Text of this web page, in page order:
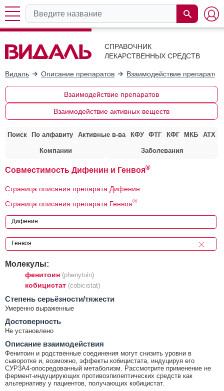
СПРАВОЧНИК
ЛЕКАРСТВЕННЫХ СРЕДСТВ
Видаль Описание препаратов Взаимодействие препаратов
Взаимодействие препаратов
Взаимодействие активных веществ
Поиск По алфавиту Активные в-ва КФУ ФТГ КФГ МКБ АТХ
Компании Заболевания
Совместимость Дифенин и Генвоя®
Страница описания препарата Дифенин
Страница описания препарата Генвоя®
Молекулы:
фенитоин (phenytoin)
кобицистат (cobicistat)
Cтепень серьёзности/тяжести
Умеренно выраженные
Достоверность
Не установлено
Описание взаимодействия
Фенитоин и родственные соединения могут снизить уровни в
сыворотке и, возможно, эффекты кобицистата, индуцируя его
СУР3А4-опосредованный метаболизм. Рассмотрите применение не
фермент-индуцирующих противоэпилептических средств как
альтернативу у пациентов, получающих кобицистат.